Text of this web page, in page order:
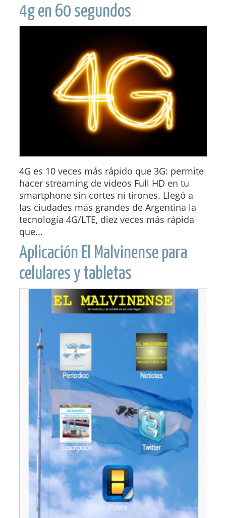
4g en 60 segundos
4G es 10 veces más rápido que 3G: permite
hacer streaming de videos Full HD en tu
smartphone sin cortes ni tirones. Llegó a
las ciudades más grandes de Argentina la
tecnología 4G/LTE, diez veces más rápida
que...
Aplicación El Malvinense para
celulares y tabletas